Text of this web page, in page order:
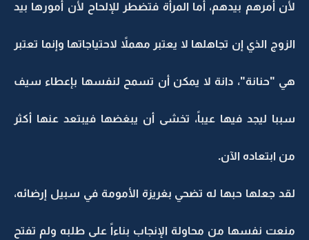
لأن أمرهم بيدهم، أما المرأة فتضطر للإلحاح لأن أمورها بيد
الزوج الذي إن تجاهلها لا يعتبر مهملاً لاحتياجاتها وإنما تعتبر
هي "حنانة"، دانة لا يمكن أن تسمح لنفسها بإعطاء سيف
سببا ليجد فيها عيباً، تخشى أن يبغضها فيبتعد عنها أكثر
من ابتعاده الآن.
لقد جعلها حبها له تضحي بغريزة الأمومة في سبيل إرضائه،
منعت نفسها من محاولة الإنجاب بناءاً على طلبه ولم تفتح